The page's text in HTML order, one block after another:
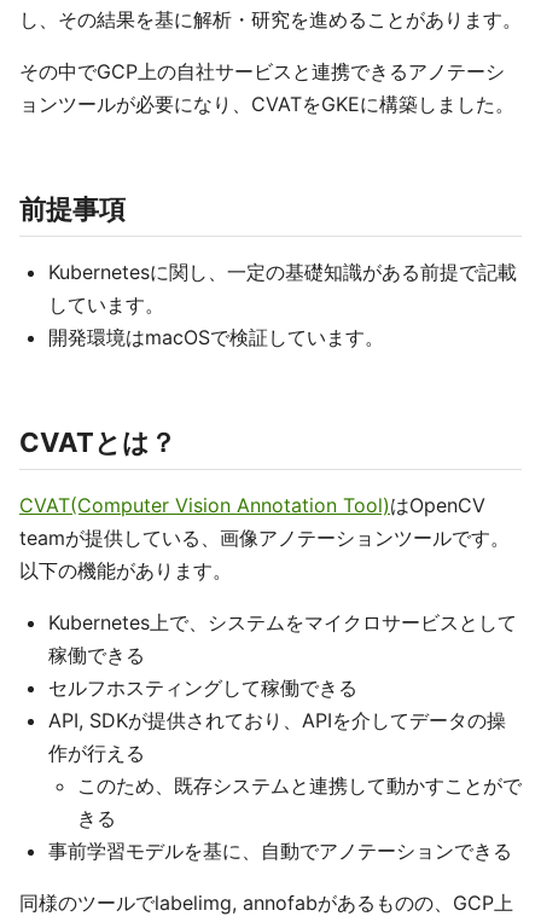
し、その結果を基に解析・研究を進めることがあります。
その中でGCP上の自社サービスと連携できるアノテーシ
ョンツールが必要になり、CVATをGKEに構築しました。
前提事項
Kubernetesに関し、一定の基礎知識がある前提で記載
しています。
開発環境はmacOSで検証しています。
CVATとは？
CVAT(Computer Vision Annotation Tool)はOpenCV
teamが提供している、画像アノテーションツールです。
以下の機能があります。
Kubernetes上で、システムをマイクロサービスとして
稼働できる
セルフホスティングして稼働できる
API, SDKが提供されており、APIを介してデータの操
作が行える
このため、既存システムと連携して動かすことがで
きる
事前学習モデルを基に、自動でアノテーションできる
同様のツールでlabelimg, annofabがあるものの、GCP上